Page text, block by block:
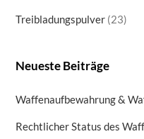
Treibladungspulver 2323
Neueste Beiträge
Waffenaufbewahrung &
Rechtlicher Status des